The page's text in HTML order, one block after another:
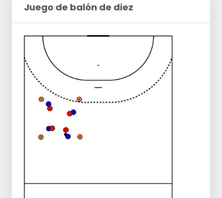
Juego de balón de diez